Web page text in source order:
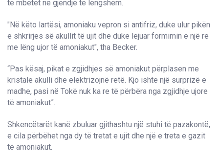
të mbetet në gjendje të lëngshëm.
"Në këto lartësi, amoniaku vepron si antifriz, duke ulur pikën
e shkrirjes së akullit të ujit dhe duke lejuar formimin e një re
me lëng ujor të amoniakut", tha Becker.
“Pas kësaj, pikat e zgjidhjes së amoniakut përplasen me
kristale akulli dhe elektrizojnë retë. Kjo ishte një surprizë e
madhe, pasi në Tokë nuk ka re të përbëra nga zgjidhje ujore
të amoniakut”.
Shkencëtarët kanë zbuluar gjithashtu një stuhi të pazakontë,
e cila përbëhet nga dy të tretat e ujit dhe një e treta e gazit
të amoniakut.